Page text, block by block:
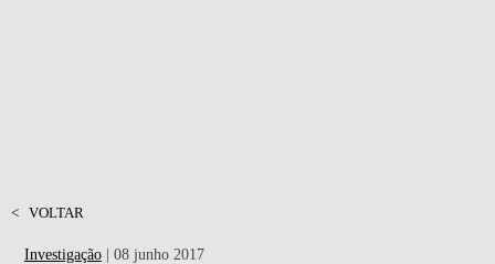
< VOLTAR
Investigação| 08 junho 2017